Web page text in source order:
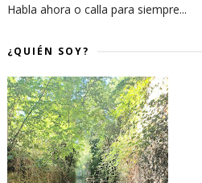
Habla ahora o calla para siempre...
¿QUIÉN SOY?